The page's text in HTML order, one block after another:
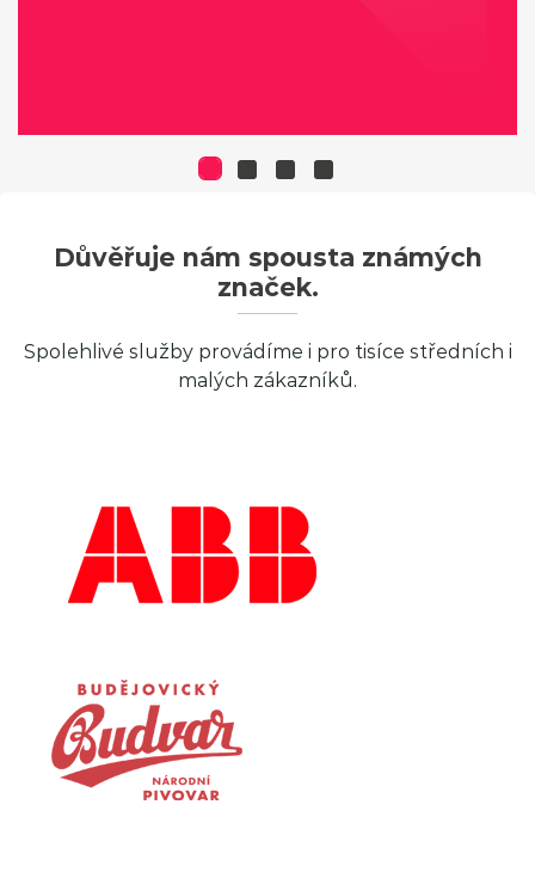
Důvěřuje nám spousta známých
značek.
Spolehlivé služby provádíme i pro tisíce středních i
malých zákazníků.